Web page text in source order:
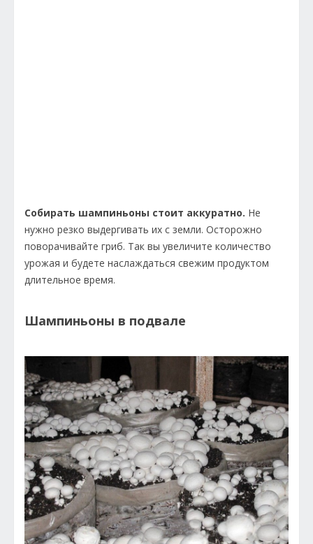
Собирать шампиньоны стоит аккуратно. Не
нужно резко выдергивать их с земли. Осторожно
поворачивайте гриб. Так вы увеличите количество
урожая и будете наслаждаться свежим продуктом
длительное время.
Шампиньоны в подвале